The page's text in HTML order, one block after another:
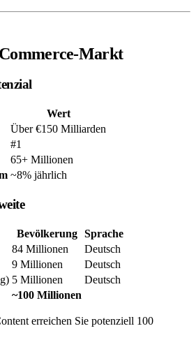
Markt
Wert
Über €150 Milliarden
#1
65+ Millionen
~8% jährlich
Bevölkerung
Sprache
84 Millionen
Deutsch
9 Millionen
Deutsch
5 Millionen
Deutsch
~100 Millionen
erreichen Sie potenziell 100